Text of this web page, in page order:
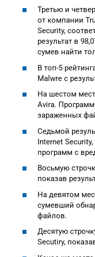
Третью и
от компании
Security,
результат в
сумев найти
В топ-5
Malwre с
На шестом
Avira.
зараженных
Седьмой
Internet
программ с
Восьмую
показав
На девятом
сумевший
файлов.
Десятую
Secutiry,